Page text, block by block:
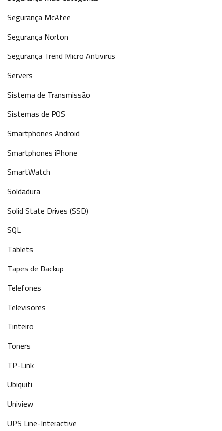
Segurança McAfee
Segurança Norton
Segurança Trend Micro Antivirus
Servers
Sistema de Transmissão
Sistemas de POS
Smartphones Android
Smartphones iPhone
SmartWatch
Soldadura
Solid State Drives (SSD)
SQL
Tablets
Tapes de Backup
Telefones
Televisores
Tinteiro
Toners
TP-Link
Ubiquiti
Uniview
UPS Line-Interactive